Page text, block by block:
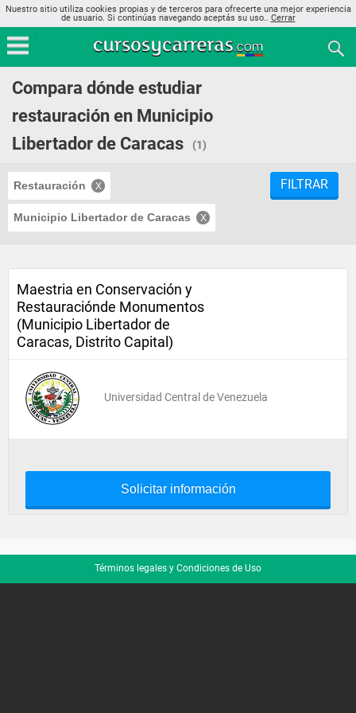
Nuestro sitio utiliza cookies propias y de terceros para ofrecerte una mejor experiencia
de usuario. Si continúas navegando aceptás su uso.. Cerrar
Compara dónde estudiar
restauración en Municipio
Libertador de Caracas
(1)
Restauración
Municipio Libertador de Caracas
FILTRAR
Maestria en Conservación y
Restauraciónde Monumentos
(Municipio Libertador de
Caracas, Distrito Capital)
Universidad Central de Venezuela
Solicitar información
Términos legales y Condiciones de Uso